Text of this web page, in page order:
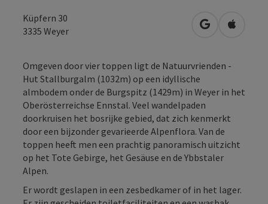
Küpfern 30
3335 Weyer Openen in
Omgeven door vier toppen ligt de Natuurvrienden -
Hut Stallburgalm (1032m) op een idyllische
almbodem onder de Burgspitz (1429m) in Weyer in het
Oberösterreichse Ennstal. Veel wandelpaden
doorkruisen het bosrijke gebied, dat zich kenmerkt
door een bijzonder gevarieerde Alpenflora. Van de
toppen heeft men een prachtig panoramisch uitzicht
op het Tote Gebirge, het Gesäuse en de Ybbstaler
Alpen.
Er wordt geslapen in een zesbedkamer of in het lager.